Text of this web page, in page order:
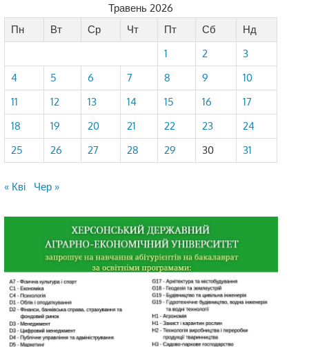
Травень 2026
Пн
Вт Ср Чт Пт Сб
Нд
1
2
3
4
5 6 7 8 9
10
11
12 13 14 15 16
17
18
19 20 21 22 23
24
25
26 27 28 29 30 31
« Кві Чер »